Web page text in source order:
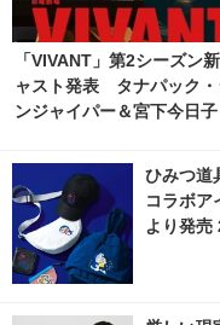
「VIVANT」第2シーズン
ャスト発表 タナパック・
ンジャイパー＆宮下今日子
ひみつ道
コラボア
より発